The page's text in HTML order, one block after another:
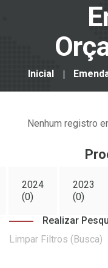
Inicial
Nenhum registro
2024
(0)
2023
(0)
Realizar
Limpar Filtros (Busca)